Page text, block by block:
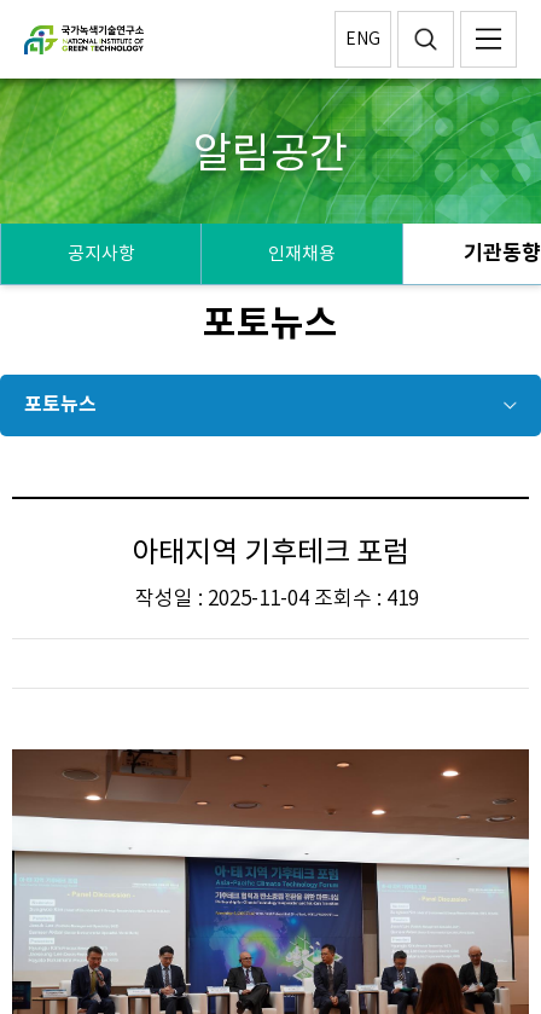
ENG
알림공간
공지사항 인재채용 기관동향
포토뉴스
포토뉴스
아태지역 기후테크 포럼
작성일 : 2025-11-04 조회수 : 419